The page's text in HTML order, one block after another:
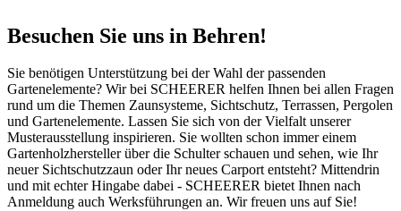
Besuchen Sie uns in Behren!
Sie benötigen Unterstützung bei der Wahl der passenden
Gartenelemente? Wir bei SCHEERER helfen Ihnen bei allen Fragen
rund um die Themen Zaunsysteme, Sichtschutz, Terrassen, Pergolen
und Gartenelemente. Lassen Sie sich von der Vielfalt unserer
Musterausstellung inspirieren. Sie wollten schon immer einem
Gartenholzhersteller über die Schulter schauen und sehen, wie Ihr
neuer Sichtschutzzaun oder Ihr neues Carport entsteht? Mittendrin
und mit echter Hingabe dabei - SCHEERER bietet Ihnen nach
Anmeldung auch Werksführungen an. Wir freuen uns auf Sie!